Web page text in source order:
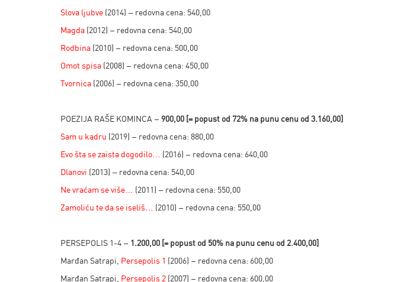
Slova ljubve (2014) – redovna cena: 540,00
Magda (2012) – redovna cena: 540,00
Rodbina (2010) – redovna cena: 500,00
Omot spisa (2008) – redovna cena: 450,00
Tvornica (2006) – redovna cena: 350,00
POEZIJA RAŠE KOMINCA – 900,00 [= popust od 72% na punu cenu od 3.160,00]
Sam u kadru (2019) – redovna cena: 880,00
Evo šta se zaista dogodilo…
(2016) – redovna cena: 640,00
Dlanovi (2013) – redovna cena: 540,00
Ne vraćam se više…
(2011) – redovna cena: 550,00
Zamoliću te da se iseliš…
(2010) – redovna cena: 550,00
PERSEPOLIS 1-4 – 1.200,00 [= popust od 50% na punu cenu od 2.400,00]
Marđan Satrapi, Persepolis 1 (2006) – redovna cena: 600,00
Marđan Satrapi, Persepolis 2 (2007) – redovna cena: 600,00